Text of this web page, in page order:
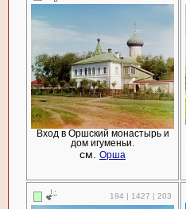
Вход в Оршский монастырь и
дом игуменьи.
см. Орша
194 | 1427 | 203